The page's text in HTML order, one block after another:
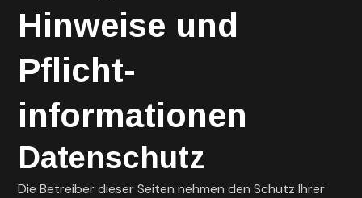
Hinweise und
Pflicht­
informationen
Datenschutz
Die Betreiber dieser Seiten nehmen den Schutz Ihrer